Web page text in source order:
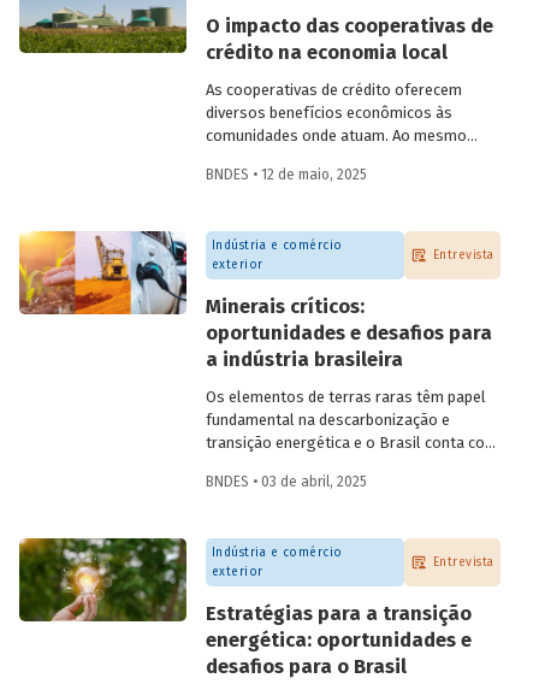
importância da atuação de bancos de
desenvolvimento no mercado de capitais,
a nova estratégia do BNDES e os planos
das investidas.
O impacto das cooperativas de
crédito na economia local
As cooperativas de crédito oferecem
diversos benefícios econômicos às
comunidades onde atuam. Ao mesmo
arrecadação e produtividade; reduzem
melhoram indicadores educacionais.
Conversamos com o pesquisador da Fipe,
Alison Pablo de Oliveira, sobre o impacto
dessas cooperativas na economia local.
BNDES • 12 de maio, 2025
Indústria e comércio
exterior
Entrevista
Minerais críticos:
oportunidades e desafios para
a indústria brasileira
Os elementos de terras raras têm papel
fundamental na descarbonização e
transição energética e o Brasil conta com
despontar comoplayer
Karayannopoulos, especialista na
indústria de terras raras e minerais
críticos, para entender o potencial do
Brasil e alguns passos que precisam ser
tomados para alcançarmos esse objetivo.
BNDES • 03 de abril, 2025
Indústria e comércio
exterior
Entrevista
Estratégias para a transição
energética: oportunidades e
desafios para o Brasil